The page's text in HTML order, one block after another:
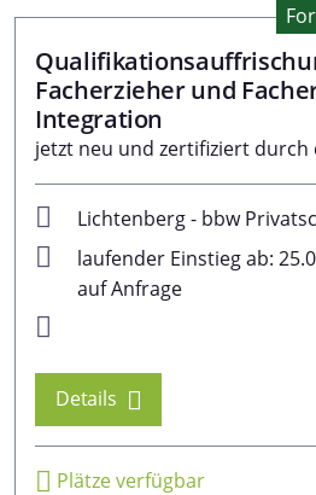
Facherzieher und
Integration
jetzt neu und zertifiziert durch
Lichtenberg - bbw
laufender Einstieg ab:
auf Anfrage
Details
Plätze verfügbar